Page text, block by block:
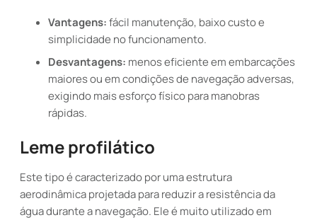
Vantagens:fácil manutenção, baixo custo e
simplicidade no funcionamento.
Desvantagens: menos eficiente em embarcações
maiores ou em condições de navegação adversas,
exigindo mais esforço físico para manobras
rápidas.
Leme profilático
Este tipo é caracterizado por uma estrutura
aerodinâmica projetada para reduzir a resistência da
água durante a navegação. Ele é muito utilizado em